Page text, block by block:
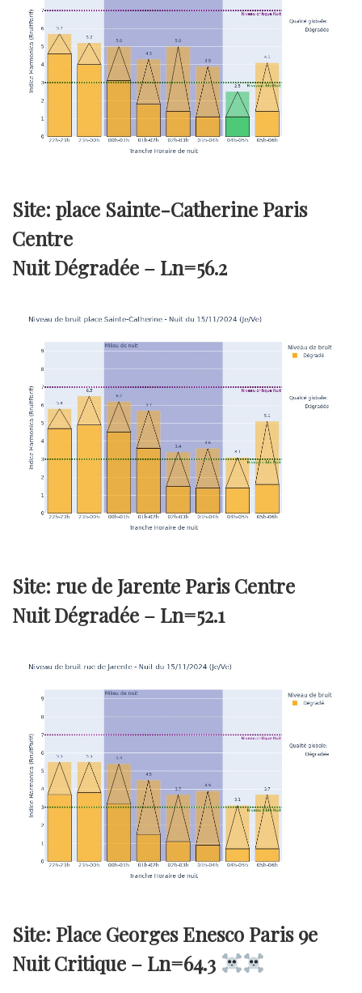
Site: place Sainte-Catherine Paris
Centre
Nuit Dégradée – Ln=56.2
Site: rue de Jarente Paris Centre
Nuit Dégradée – Ln=52.1
Site: Place Georges Enesco Paris 9e
Nuit Critique – Ln=64.3